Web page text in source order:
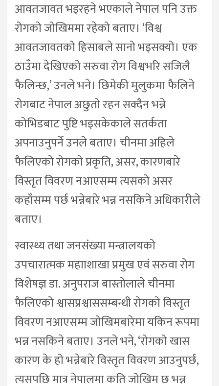
आवतजावत भइरहने भएकाले नेपाल पनि उक्त
रोगको जोखिममा रहेको बताए। ‘विश्व
आवतजावतको हिसाबले सानो भइसक्यो। एक
ठाउँमा देखिएको सरुवा रोग विश्वभरि सजिलै
फैलिन्छ,’ उनले भने। छिमेकी मुलुकमा फैलिने
रोगबाट नेपाल अछुतो रहन सक्दैन भन्ने
कोभिडबाट पुष्टि भइसकेकाले सतर्कता
अपनाउनुपर्ने उनले बताए। चीनमा अहिले
फैलिएको रोगको प्रकृति, असर, कारणबारे
विस्तृत विवरण नआएसम्म त्यसको असर
कहाँसम्म पर्छ भन्नेबारे भन्न नसकिने अधिकारीले
बताए।
स्वास्थ्य तथा जनसंख्या मन्त्रालयको
उपचारात्मक महााशाखा प्रमुख एवं सरुवा रोग
विशेषज्ञ डा. अनुपराज बास्तोलाले चीनमा
फैलिएको श्वासप्रश्वाससम्बन्धी रोगको विस्तृत
विवरण नआएसम्म जोखिमबारेमा यकिन रूपमा
भन्न नसकिने बताए। उनले भने, ‘रोगको खास
कारण के हो भन्नेबारे विस्तृत विवरण आउनुपर्छ,
त्यसपछि मात्र नेपालमा कति जोखिम छ भन्न